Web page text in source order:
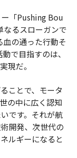
「Pushing Bou
なるスローガンで
血の通った行動そ
で目指すのは、
現だ。
ことで、モータ
の中に広く認知
です。それが航
開発、次世代の
ルギーになると